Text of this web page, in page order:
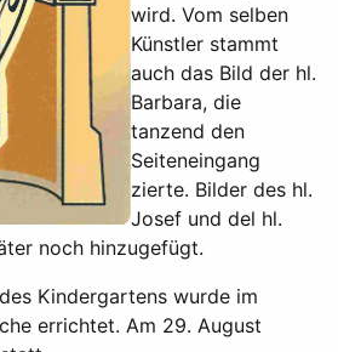
wird. Vom selben
Künstler stammt
auch das Bild der hl.
Barbara, die
tanzend den
Seiteneingang
zierte. Bilder des hl.
Josef und del hl.
noch hinzugefügt.
Kindergartens wurde im
errichtet. Am 29. August